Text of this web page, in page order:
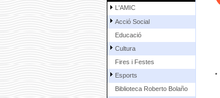
L'AMIC
Acció Social
Educació
Cultura
Fires i Festes
Esports
Biblioteca Roberto Bolaño